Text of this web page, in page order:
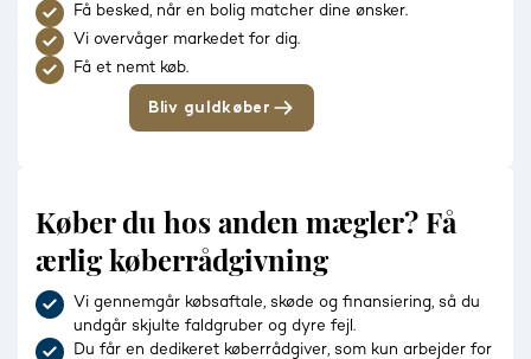
Få besked, når en bolig matcher dine ønsker.
Vi overvåger markedet for dig.
Få et nemt køb.
Bliv guldkøber
Køber du hos anden mægler? Få
ærlig køberrådgivning
Vi gennemgår købsaftale, skøde og finansiering, så du
undgår skjulte faldgruber og dyre fejl.
Du får en dedikeret køberrådgiver, som kun arbejder for